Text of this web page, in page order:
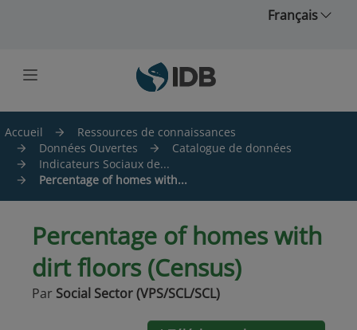
Français
Accueil
Ressources de connaissances
Données Ouvertes
Catalogue de données
Indicateurs Sociaux de...
Percentage of homes with...
Percentage of homes with
dirt floors (Census)
Par Social Sector (VPS/SCL/SCL)